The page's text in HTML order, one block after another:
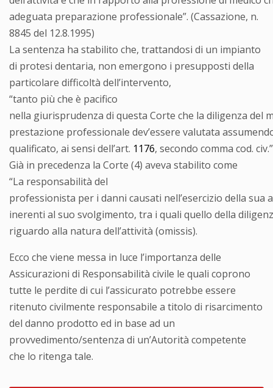
adeguata preparazione professionale”. (Cassazione, n.
8845 del 12.8.1995)
La sentenza ha stabilito che, trattandosi di un impianto
di protesi dentaria, non emergono i presupposti della
particolare difficoltà dell’intervento,
“tanto più che è pacifico
nella giurisprudenza di questa Corte che la diligenza del
prestazione professionale dev’essere valutata
qualificato, ai sensi dell’art. 1176, secondo comma cod.
Già in precedenza la Corte (4) aveva stabilito come
“La responsabilità del
professionista per i danni causati nell’esercizio della
inerenti al suo svolgimento, tra i quali quello della
riguardo alla natura dell’attività (omissis).
Ecco che viene messa in luce l’importanza delle
Assicurazioni di Responsabilità civile le quali coprono
tutte le perdite di cui l’assicurato potrebbe essere
ritenuto civilmente responsabile a titolo di risarcimento
del danno prodotto ed in base ad un
provvedimento/sentenza di un’Autorità competente
che lo ritenga tale.